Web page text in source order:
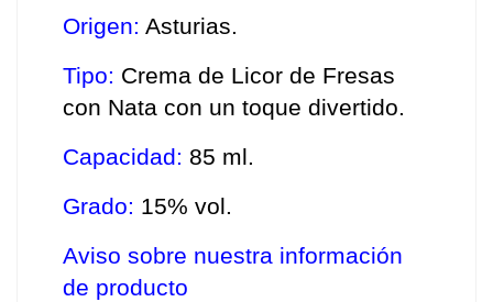
Origen: Asturias.
Tipo: Crema de Licor de Fresas
con Nata con un toque divertido.
Capacidad: 85 ml.
Grado: 15% vol.
Aviso sobre nuestra información
de producto